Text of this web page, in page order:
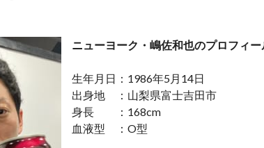
ニューヨーク・嶋佐和也のプロフィー
生年月日：1986年5月14日
出身地 ：山梨県富士吉田市
身長 ：168cm
血液型 ：O型